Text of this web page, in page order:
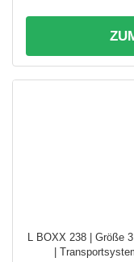
L BOXX 238 | Größe
|